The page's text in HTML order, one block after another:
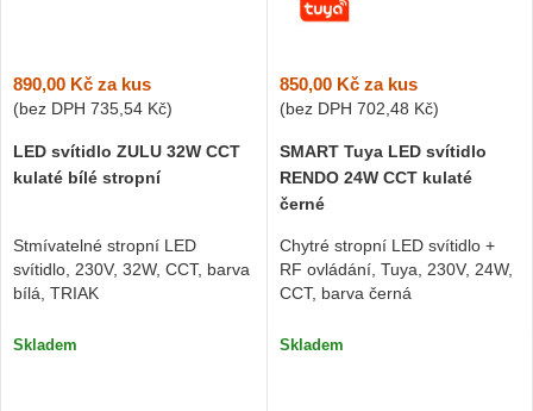
890,00 Kč za kus
(bez DPH 735,54 Kč)
LED svítidlo ZULU 32W CCT
kulaté bílé stropní
Stmívatelné stropní LED
svítidlo, 230V, 32W, CCT, barva
bílá, TRIAK
Skladem
850,00 Kčza kus
(bez DPH 702,48 Kč)
SMART Tuya LED svítidlo
RENDO 24W CCT kulaté
černé
Chytré stropní LED svítidlo +
RF ovládání, Tuya, 230V, 24W,
CCT, barva černá
Skladem